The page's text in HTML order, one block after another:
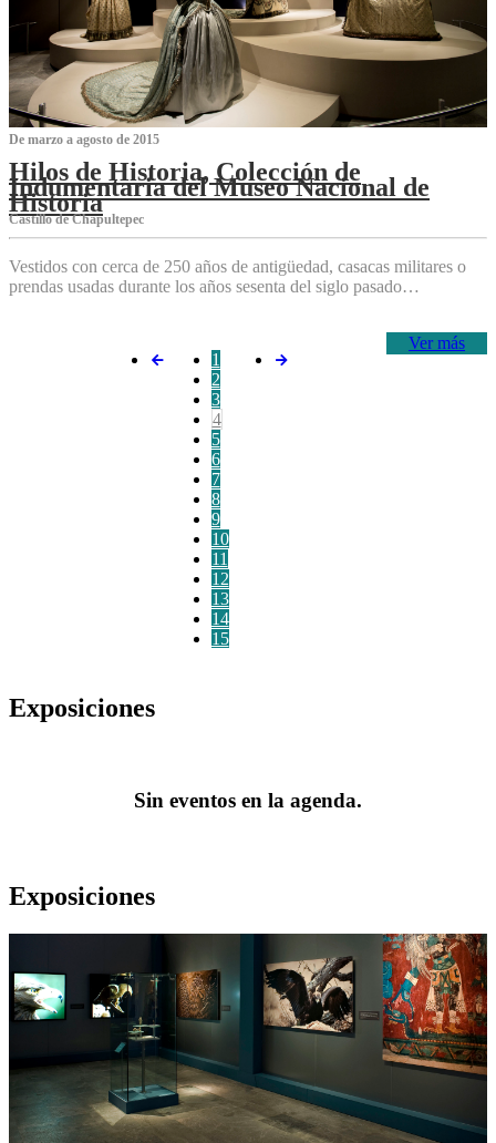
De marzo a agosto de 2015
Hilos de Historia, Colección de
Indumentaria del Museo Nacional de
Historia
Castillo de Chapultepec
Vestidos con cerca de 250 años de antigüedad, casacas militares o
prendas usadas durante los años sesenta del siglo pasado…
Ver más
1
2
3
4
5
6
7
8
9
10
11
12
13
14
15
Exposiciones
Sin eventos en la agenda.
Exposiciones